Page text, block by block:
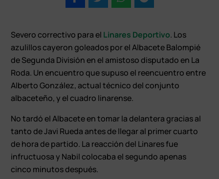
Severo correctivo para el Linares Deportivo. Los
azulillos cayeron goleados por el Albacete Balompié
de Segunda División en el amistoso disputado en La
Roda. Un encuentro que supuso el reencuentro entre
Alberto González, actual técnico del conjunto
albaceteño, y el cuadro linarense.
No tardó el Albacete en tomar la delantera gracias al
tanto de Javi Rueda antes de llegar al primer cuarto
de hora de partido. La reacción del Linares fue
infructuosa y Nabil colocaba el segundo apenas
cinco minutos después.